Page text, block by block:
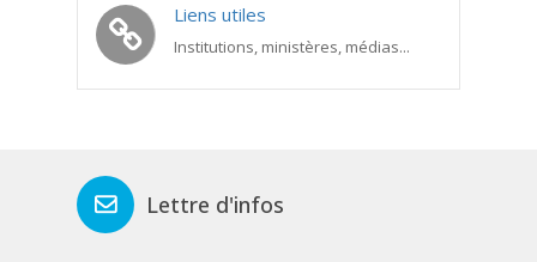
Liens utiles
Institutions, ministères, médias...
Lettre d'infos